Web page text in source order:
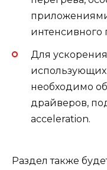
интенсивного
Для
необходимо
драйверов,
acceleration.
Раздел также